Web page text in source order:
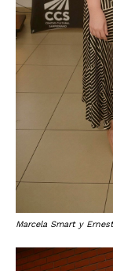
Marcela Smart y